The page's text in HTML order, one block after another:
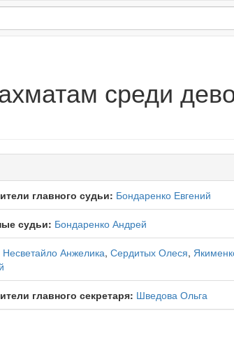
среди
главного судьи: Бондаренко Евгений
судьи: Бондаренко Андрей
Несветайло Анжелика, Сердитых Олеся,
главного секретаря: Шведова Ольга